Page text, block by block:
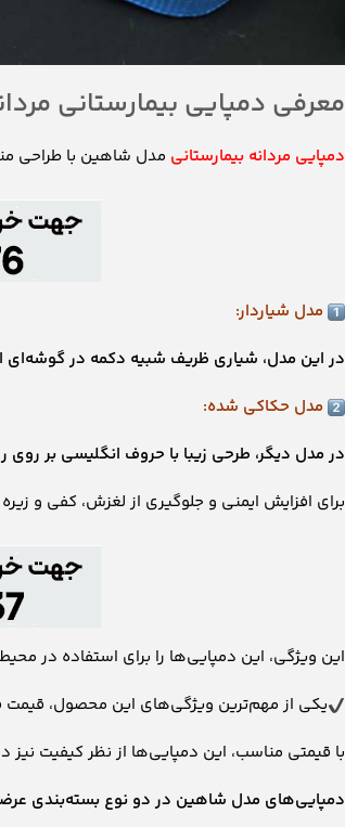
معرفی دمپایی بیمارستانی
دمپایی مردانه بیمارستانی مدل شاهین با طراحی
مدل شیاردار:
در این مدل، شیاری ظریف شبیه دکمه در گوشه‌ای
مدل حکاکی شده:
در مدل دیگر، طرحی زیبا با حروف انگلیسی بر
برای افزایش ایمنی و جلوگیری از لغزش، کفی و
این ویژگی، این دمپایی‌ها را برای استفاده در
یکی از مهم‌ترین ویژگی‌های این محصول، قیمت
با قیمتی مناسب، این دمپایی‌ها از نظر کیفیت
دمپایی‌های مدل شاهین در دو نوع بسته‌بندی